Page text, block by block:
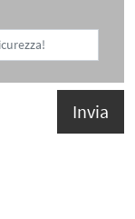
Invia